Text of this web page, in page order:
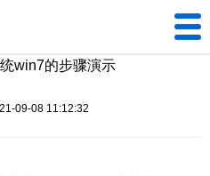
U盘工具
win7的步骤演示
09-08 11:12:32